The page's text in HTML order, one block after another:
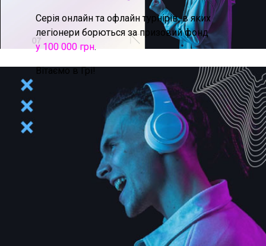
Серія онлайн та офлайн турнірів, в яких
легіонери борються за призовий фонд
у 100 000 грн.
Вітаємо в Грі!